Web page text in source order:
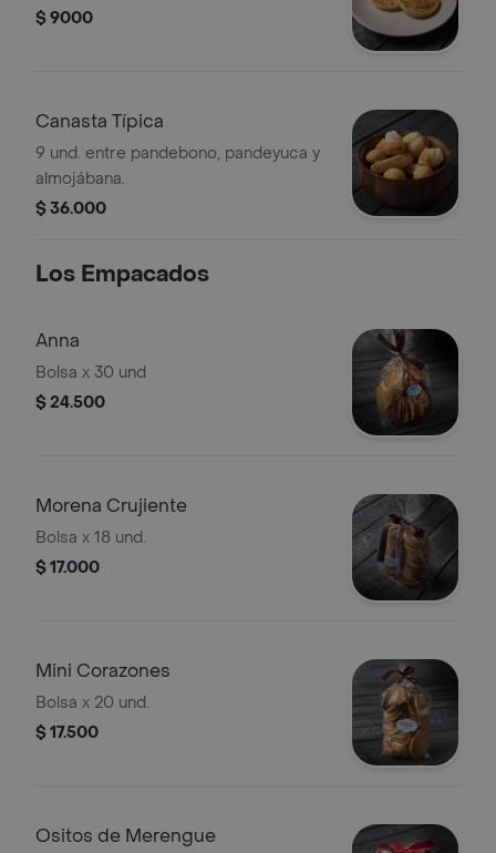
$ 9000
Canasta Típica
9 und. entre pandebono, pandeyuca y
almojábana.
$ 36.000
Los Empacados
Anna
Bolsa x 30 und
$ 24.500
Morena Crujiente
Bolsa x 18 und.
$ 17.000
Mini Corazones
Bolsa x 20 und.
$ 17.500
Ositos de Merengue